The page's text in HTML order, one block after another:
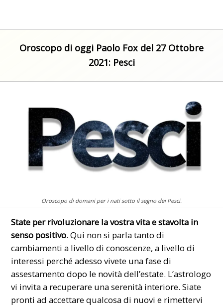
Oroscopo di oggi Paolo Fox del 27 Ottobre
2021: Pesci
Oroscopo di domani per i nati sotto il segno dei Pesci.
State per rivoluzionare la vostra vita e stavolta in
senso positivo. Qui non si parla tanto di
cambiamenti a livello di conoscenze, a livello di
interessi perché adesso vivete una fase di
assestamento dopo le novità dell’estate. L’astrologo
vi invita a recuperare una serenità interiore. Siate
pronti ad accettare qualcosa di nuovi e rimettervi